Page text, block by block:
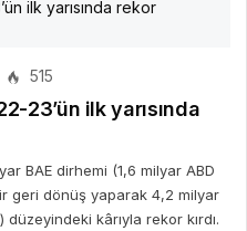
515
23’ün ilk yarısında
BAE dirhemi (1,6 milyar ABD
geri dönüş yaparak 4,2 milyar
düzeyindeki kârıyla rekor kırdı.